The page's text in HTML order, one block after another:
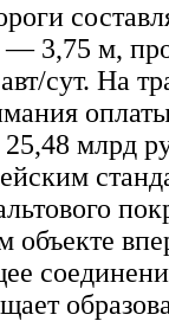
3,75 м,
сут. На
25,48 млрд
объекте